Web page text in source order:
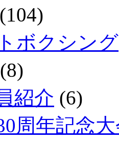
(104)
ボクシング
(8)
紹介 (6)
周年記念